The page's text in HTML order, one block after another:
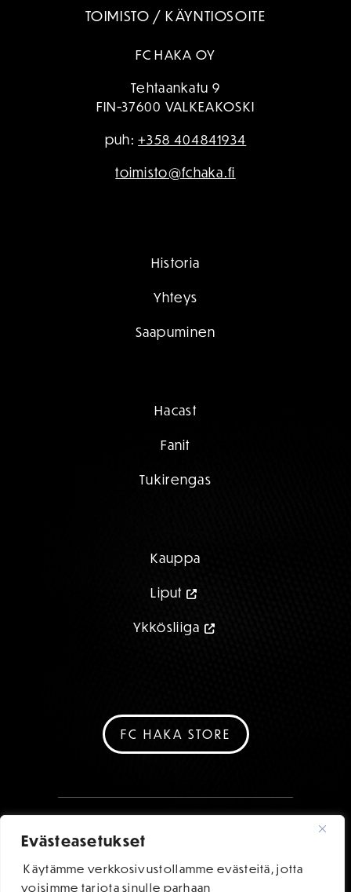
Evästeasetukset
Käytämme verkkosivustollamme evästeitä, jotta
voisimme tarjota sinulle parhaan
TOIMISTO / KÄYNTIOSOITE
FC HAKA OY
Tehtaankatu 9
FIN-37600 VALKEAKOSKI
puh:+358 404841934
toimisto@fchaka.fi
Historia
Yhteys
Saapuminen
Hacast
Fanit
Tukirengas
Kauppa
Liput
Ykkösliiga
FC HAKA STORE